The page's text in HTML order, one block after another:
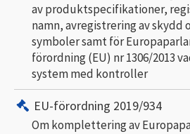
av produktspecifikationer,
namn, avregistrering av skydd
symboler samt för
förordning (EU) nr 1306/2013
system med kontroller
EU-förordning 2019/934
Om komplettering av